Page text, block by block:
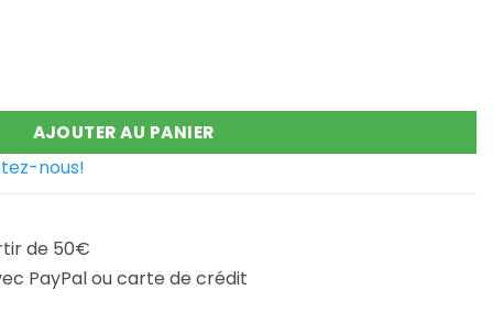
Biron zwart
AJOUTER AU PANIER
nous!
de 50€
PayPal ou carte de crédit